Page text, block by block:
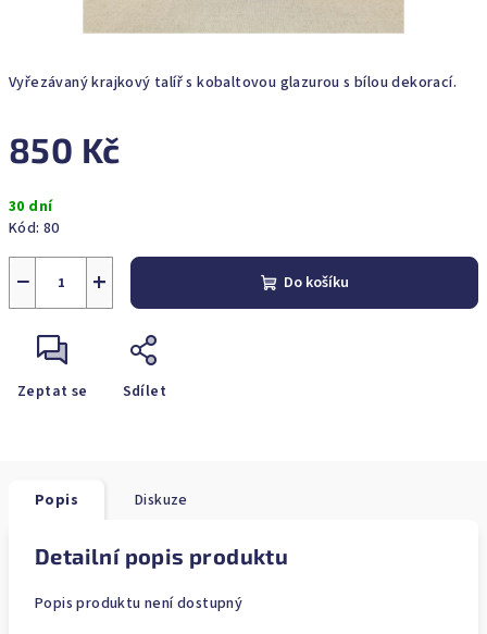
Vyřezávaný krajkový talíř s kobaltovou glazurou s bílou dekorací.
850 Kč
cena:
30 dní
Kód: 80
+
− Do košíku
Zeptat se Sdílet
Popis Diskuze
Detailní popis produktu
Popis produktu není dostupný